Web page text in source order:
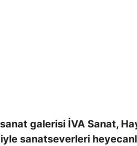
galerisi İVA Sanat,
sanatseverleri